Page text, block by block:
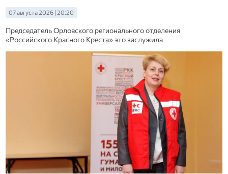
07 августа 2026 | 20:20
Председатель Орловского регионального отделения
«Российского Красного Креста» это заслужила